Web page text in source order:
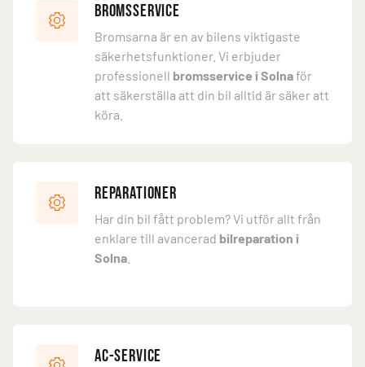
Bromsservice
Bromsarna är en av bilens viktigaste
säkerhetsfunktioner. Vi erbjuder
professionell bromsservice i Solnaför
att säkerställa att din bil alltid är säker att
köra.
Reparationer
Har din bil fått problem? Vi utför allt från
enklare till avancerad bilreparation i
Solna
AC-service